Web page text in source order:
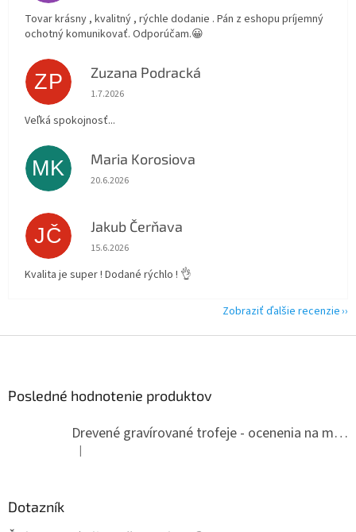
Tovar krásny , kvalitný , rýchle dodanie . Pán z eshopu príjemný
ochotný komunikovať. Odporúčam.😀
ZP Zuzana Podracká
Hodnotenie obchodu je 5 z 5 hviezdičiek.
1.7.2026
Veľká spokojnosť...
MK Maria Korosiova
Hodnotenie obchodu je 5 z 5 hviezdičiek.
20.6.2026
JČ Jakub Čerňava
Hodnotenie obchodu je 5 z 5 hviezdičiek.
15.6.2026
Kvalita je super ! Dodané rýchlo ! 👌
Zobraziť ďalšie recenzie
Posledné hodnotenie produktov
Drevené gravírované trofeje - ocenenia na mieru
Hodnotenie produktu je 5 z 5 hviezdičiek.
|
Dotazník